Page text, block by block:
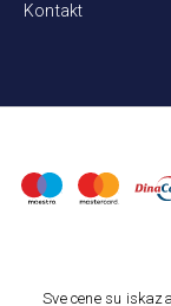
Kontakt
Sve cene su